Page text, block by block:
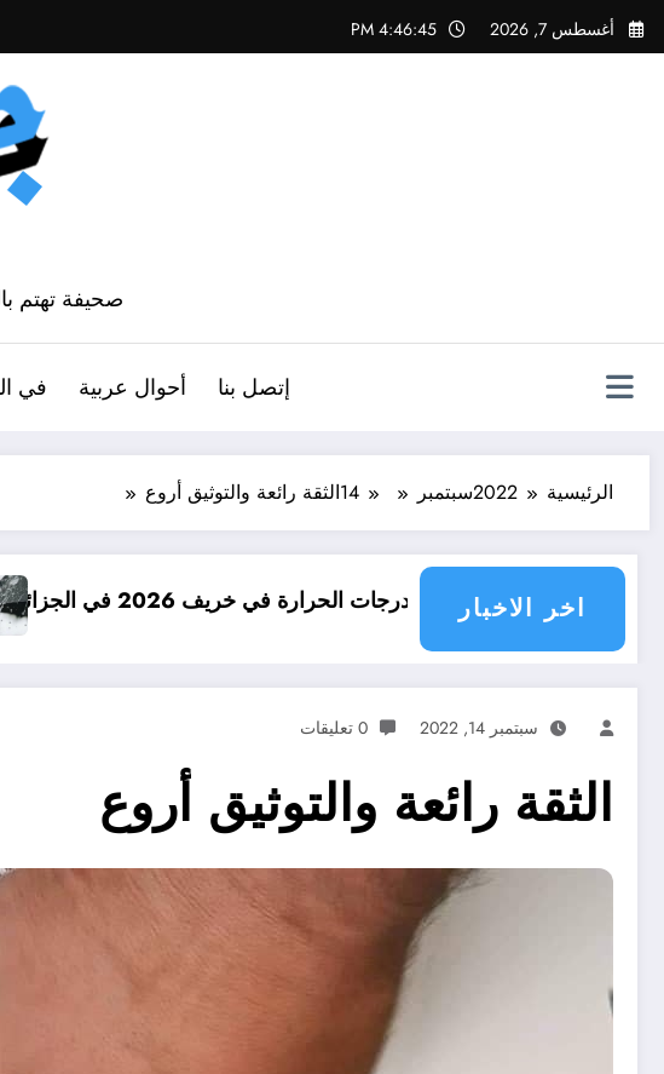
التجاوز
إلى
أغسطس 7, 2026 4:46:46 PM
صحيفة تهتم
إتصل بنا أحوال عربية في
الرئيسية 2022سبتمبر 14الثقة رائعة والتوثيق أروع
اخر الاخبار
درجات الحرارة في خريف 2026 في الجزائر امطار بكميات
سبتمبر 14, 2022 0 تعليقات
الثقة رائعة والتوثيق أروع